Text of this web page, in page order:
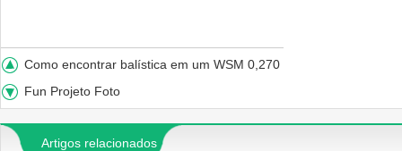
Como encontrar balística em um WSM 0,270
Fun Projeto Foto
Artigos relacionados